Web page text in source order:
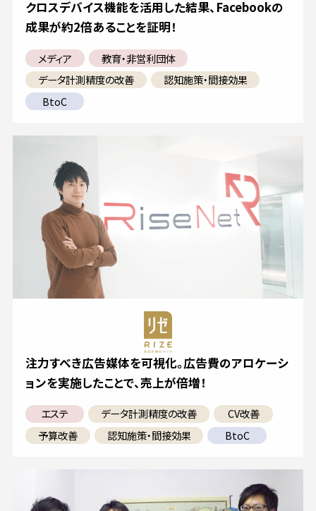
クロスデバイス機能を活用した結果、Facebookの
成果が約2倍あることを証明！
メディア
教育・非営利団体
データ計測精度の改善
認知施策・間接効果
BtoC
注力すべき広告媒体を可視化。広告費のアロケーシ
ョンを実施したことで、売上が倍増！
エステ データ計測精度の改善
CV改善
予算改善
認知施策・間接効果 BtoC